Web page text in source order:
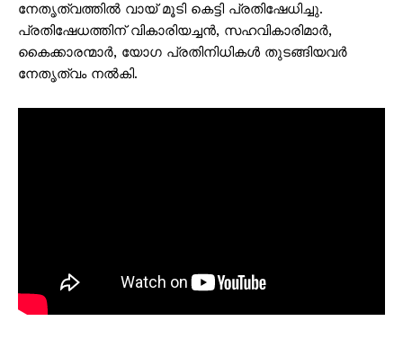
നേതൃത്വത്തിൽ വായ് മൂടി കെട്ടി പ്രതിഷേധിച്ചു.
പ്രതിഷേധത്തിന് വികാരിയച്ചൻ, സഹവികാരിമാർ,
കൈക്കാരന്മാർ, യോഗ പ്രതിനിധികൾ തുടങ്ങിയവർ
നേതൃത്വം നൽകി.